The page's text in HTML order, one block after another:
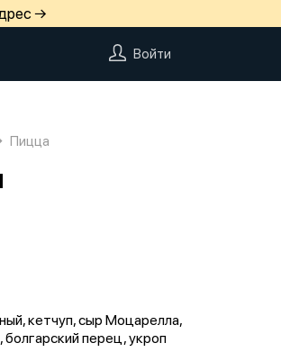
→
Войти
Пицца
кетчуп, сыр Моцарелла,
перец, укроп